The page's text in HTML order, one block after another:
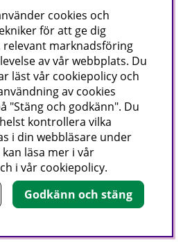
Moppstativ Ergo Plus Sloopy
Grön/Vit 55 cm
Concept Microfibre
cookies och
för att ge dig
relevant marknadsföring
av vår webbplats. Du
läst vår cookiepolicy och
av cookies
"Stäng och godkänn". Du
kontrollera vilka
i din webbläsare under
läsa mer i vår
i vår cookiepolicy.
Godkänn och stäng